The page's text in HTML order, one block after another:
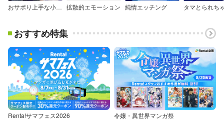
おサボり上手な小向井さんは俺を逃さない！！ 拡散的エモーション 純情エッチング
おすすめ特集
Renta!サマフェス2026 令嬢・異世界マンガ祭